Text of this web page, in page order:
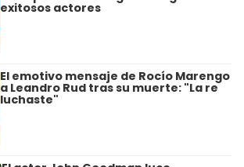
exitosos actores
El emotivo mensaje de Rocío Marengo
a Leandro Rud tras su muerte: "La re
luchaste"